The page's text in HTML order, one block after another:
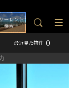
ーレント
検索
最近見た物件 0